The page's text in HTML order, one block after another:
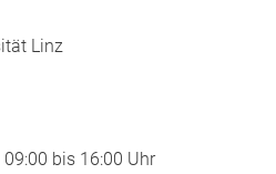
Linz
bis 16:00 Uhr